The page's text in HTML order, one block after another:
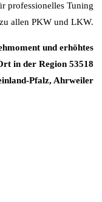
professionelles Tuning
allen PKW und LKW.
und erhöhtes
in der Region 53518
Pfalz, Ahrweiler